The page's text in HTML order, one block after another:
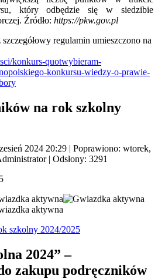
który odbędzie się w siedzibie
Źródło: https://pkw.gov.pl
regulamin umieszczono na
konkurs-quotwybieram-
konkursu-wiedzy-o-prawie-
na rok szkolny
2024 20:29 | Poprawiono: wtorek,
| Odsłony: 3291
5
szkolny 2024/2025
2024” –
zakupu podręczników